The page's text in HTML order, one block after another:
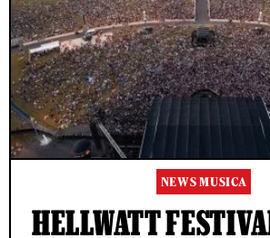
NEWS MUSICA
HELLWATT